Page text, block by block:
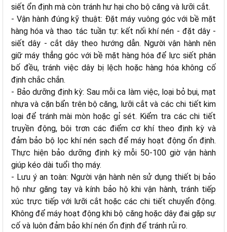
siết ổn định mà còn tránh hư hại cho bộ căng và lưỡi cắt.
- Vận hành đúng kỹ thuật: Đặt máy vuông góc với bề mặt
hàng hóa và thao tác tuần tự: kết nối khí nén - đặt dây -
siết dây - cắt dây theo hướng dẫn. Người vận hành nên
giữ máy thẳng góc với bề mặt hàng hóa để lực siết phân
bố đều, tránh việc dây bị lệch hoặc hàng hóa không cố
định chắc chắn.
- Bảo dưỡng định kỳ: Sau mỗi ca làm việc, loại bỏ bụi, mạt
nhựa và cặn bẩn trên bộ căng, lưỡi cắt và các chi tiết kim
loại để tránh mài mòn hoặc gỉ sét. Kiểm tra các chi tiết
truyền động, bôi trơn các điểm cơ khí theo định kỳ và
đảm bảo bộ lọc khí nén sạch để máy hoạt động ổn định.
Thực hiện bảo dưỡng định kỳ mỗi 50-100 giờ vận hành
giúp kéo dài tuổi thọ máy.
- Lưu ý an toàn: Người vận hành nên sử dụng thiết bị bảo
hộ như găng tay và kính bảo hộ khi vận hành, tránh tiếp
xúc trực tiếp với lưỡi cắt hoặc các chi tiết chuyển động.
Không để máy hoạt động khi bộ căng hoặc dây đai gặp sự
cố và luôn đảm bảo khí nén ổn định để tránh rủi ro.